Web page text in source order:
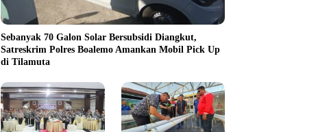
Sebanyak 70 Galon Solar Bersubsidi Diangkut,
Satreskrim Polres Boalemo Amankan Mobil Pick Up
di Tilamuta